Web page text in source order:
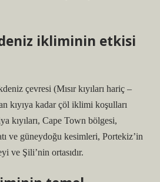
ikliminin etkisi
çevresi (Mısır kıyıları hariç –
kıyıya kadar çöl iklimi koşulları
kıyıları, Cape Town bölgesi,
ve güneydoğu kesimleri, Portekiz’in
ve Şili’nin ortasıdır.